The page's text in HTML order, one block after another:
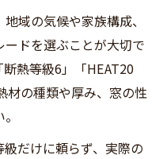
域の気候や家族構成、
ドを選ぶことが大切で
熱等級6」「HEAT20
材の種類や厚み、窓の性
だけに頼らず、実際の